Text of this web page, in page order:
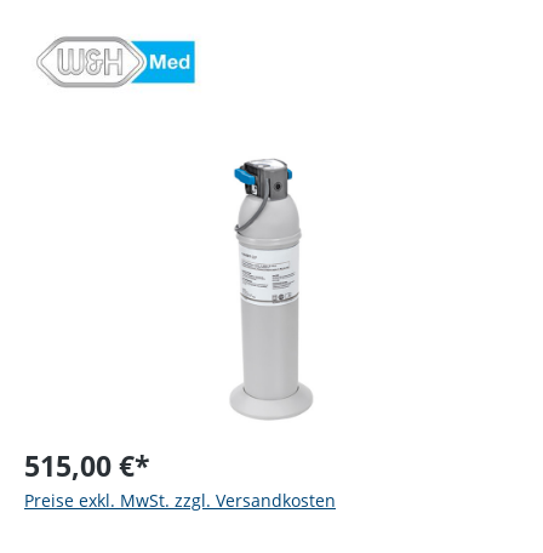
Bildergalerie überspringen
515,00 €*
Preise exkl. MwSt. zzgl. Versandkosten